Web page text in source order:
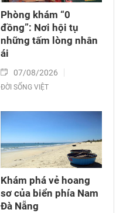
Phòng khám “0
đồng”: Nơi hội tụ
những tấm lòng nhân
ái
07/08/2026
ĐỜI SỐNG VIỆT
Khám phá vẻ hoang
sơ của biển phía Nam
Đà Nẵng